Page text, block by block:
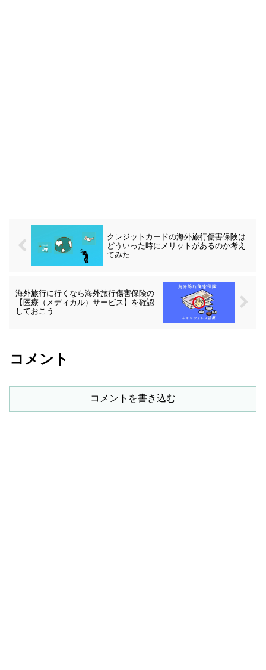
クレジットカードの海外旅行傷害保険は
どういった時にメリットがあるのか考え
てみた
海外旅行に行くなら海外旅行傷害保険の
【医療（メディカル）サービス】を確認
しておこう
コメント
コメントを書き込む